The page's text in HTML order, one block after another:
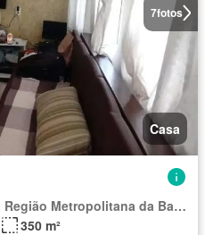
7fotos
Casa
Região Imediata de Santos, Região Metropolitana da Baixada Santista
350 m²